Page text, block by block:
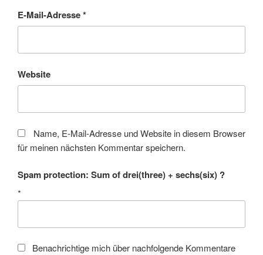
E-Mail-Adresse*
Website
Name, E-Mail-Adresse und Website in diesem Browser
für meinen nächsten Kommentar speichern.
Spam protection: Sum of drei(three) + sechs(six) ?
*
Benachrichtige mich über nachfolgende Kommentare